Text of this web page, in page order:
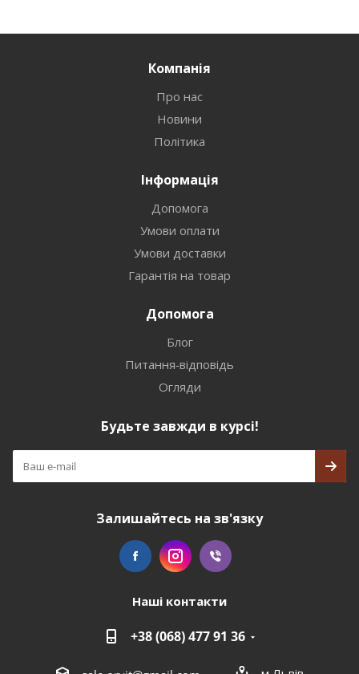
Компанія
Про нас
Новини
Політика
Інформація
Допомога
Умови оплати
Умови доставки
Гарантія на товар
Допомога
Блог
Питання-відповідь
Огляди
Будьте завжди в курсі!
Залишайтесь на зв'язку
Наші контакти
+38 (068) 477 91 36